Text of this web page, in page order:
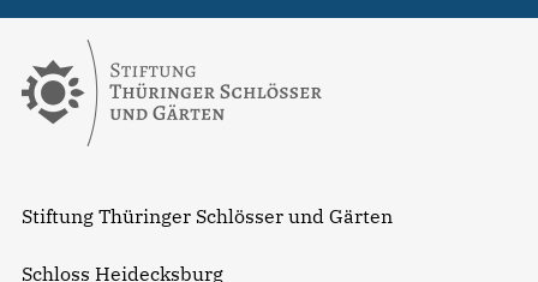
Stiftung Thüringer Schlösser und Gärten
Schloss Heidecksburg